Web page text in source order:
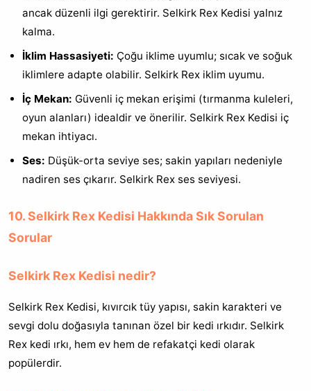
ancak düzenli ilgi gerektirir. Selkirk Rex Kedisi yalnız
kalma.
İklim Hassasiyeti: Çoğu iklime uyumlu; sıcak ve soğuk
iklimlere adapte olabilir. Selkirk Rex iklim uyumu.
İç Mekan: Güvenli iç mekan erişimi (tırmanma kuleleri,
oyun alanları) idealdir ve önerilir. Selkirk Rex Kedisi iç
mekan ihtiyacı.
Ses: Düşük-orta seviye ses; sakin yapıları nedeniyle
nadiren ses çıkarır. Selkirk Rex ses seviyesi.
10. Selkirk Rex Kedisi Hakkında Sık Sorulan
Sorular
Selkirk Rex Kedisi nedir?
Selkirk Rex Kedisi, kıvırcık tüy yapısı, sakin karakteri ve
sevgi dolu doğasıyla tanınan özel bir kedi ırkıdır. Selkirk
Rex kedi ırkı, hem ev hem de refakatçi kedi olarak
popülerdir.